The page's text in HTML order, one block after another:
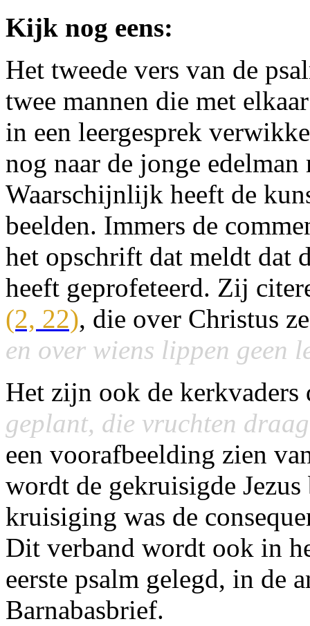
Kijk nog eens:
Het tweede vers van de
twee mannen die met
in een leergesprek
nog naar de jonge
Waarschijnlijk heeft de
beelden. Immers de
het opschrift dat meldt dat
heeft geprofeteerd. Zij
(2, 22), die over Christus
en over wiens lippen geen
Het zijn ook de
geplant, die vruchten
een voorafbeelding zien
wordt de gekruisigde
kruisiging was de
Dit verband wordt ook in
eerste psalm gelegd, in de
Barnabasbrief.